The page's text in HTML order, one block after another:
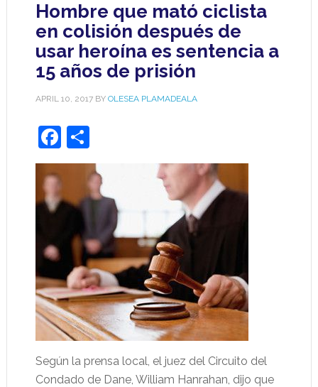
Hombre que mató ciclista
en colisión después de
usar heroína es sentencia a
15 años de prisión
APRIL 10, 2017BY OLESEA PLAMADEALA
Facebook
Share
Según la prensa local, el juez del Circuito del
Condado de Dane, William Hanrahan, dijo que